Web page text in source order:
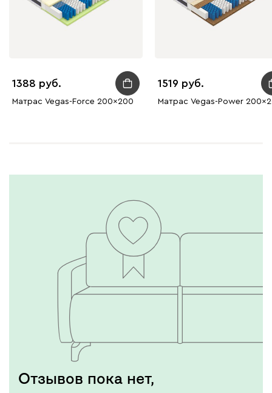
1388
Матрас Vegas-Force 200x200
1519
Матрас Vegas-Power
Отзывов пока нет,